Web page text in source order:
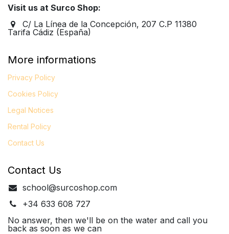
Visit us at Surco Shop:
C/ La Línea de la Concepción, 207 C.P 11380
Tarifa Cádiz (España)
More informations
Privacy Policy
Cookies Policy
Legal Notices
Rental Policy
Contact Us
Contact Us
school@surcoshop.com
+34 633 608 727
No answer, then we'll be on the water and call you
back as soon as we can